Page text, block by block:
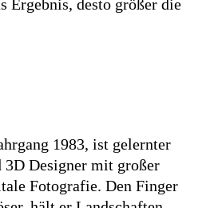
Ergebnis, desto größer die
1983, ist gelernter
3D Designer mit großer
Fotografie. Den Finger